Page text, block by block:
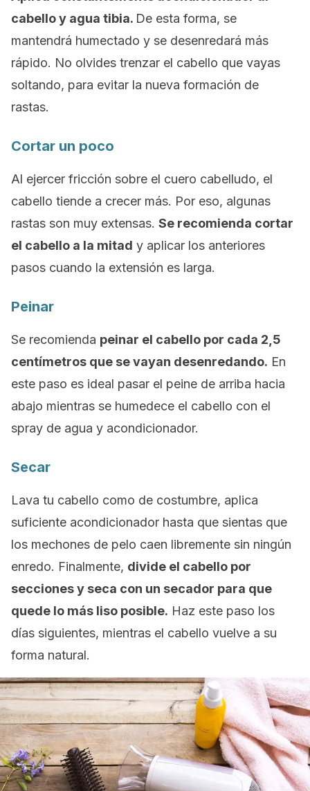
cabello y agua tibia. De esta forma, se
mantendrá humectado y se desenredará más
rápido. No olvides trenzar el cabello que vayas
soltando, para evitar la nueva formación de
rastas.
Cortar un poco
Al ejercer fricción sobre el cuero cabelludo, el
cabello tiende a crecer más. Por eso, algunas
rastas son muy extensas. Se recomienda cortar
el cabello a la mitad y aplicar los anteriores
pasos cuando la extensión es larga.
Peinar
Se recomienda peinar el cabello por cada 2,5
centímetros que se vayan desenredando. En
este paso es ideal pasar el peine de arriba hacia
abajo mientras se humedece el cabello con el
spray de agua y acondicionador.
Secar
Lava tu cabello como de costumbre, aplica
suficiente acondicionador hasta que sientas que
los mechones de pelo caen libremente sin ningún
enredo. Finalmente, divide el cabello por
secciones y seca con un secador para que
quede lo más liso posible. Haz este paso los
días siguientes, mientras el cabello vuelve a su
forma natural.